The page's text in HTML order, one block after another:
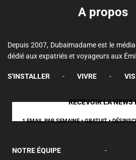
A propos
Depuis 2007, Dubaimadame est le
dédié aux expatriés et voyageurs aux
S'INSTALLER - VIVRE -
RECEVOIR LA NEWS
1 EMAIL PAR SEMAINE • GRATUIT •
NOTRE ÉQUIPE -